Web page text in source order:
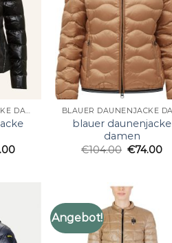
BLAUER DAUNENJACKE DAMEN
blauer daunenjacke
damen
€104.00 €74.00
Angebot!